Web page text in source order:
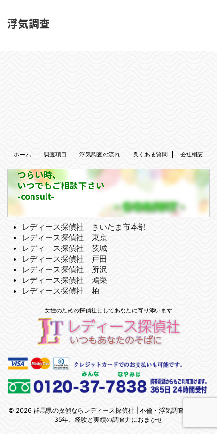
浮気調査
ホーム 調査項目 浮気調査の流れ 良くある質問 会社概要
つらい時、
いつでもご相談下さい
-consult-
レディース探偵社 さいたま市本部
レディース探偵社 東京
レディース探偵社 茨城
レディース探偵社 戸田
レディース探偵社 所沢
レディース探偵社 鴻巣
レディース探偵社 柏
女性のための探偵社としてあなたに寄り添います
© 2026 群馬県の探偵ならレディース探偵社 | 不倫・浮気調査 | 関東で
35年、経験と実績の調査力におまかせ